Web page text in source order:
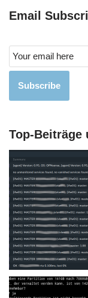
Email
Subscribe
Top-Beiträge